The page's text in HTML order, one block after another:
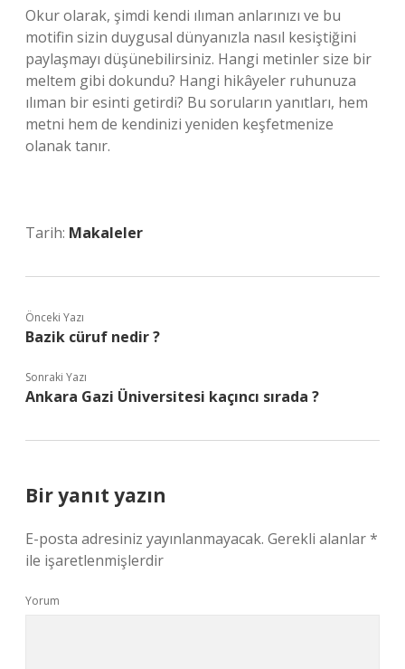
Okur olarak, şimdi kendi ılıman anlarınızı ve bu
motifin sizin duygusal dünyanızla nasıl kesiştiğini
paylaşmayı düşünebilirsiniz. Hangi metinler size bir
meltem gibi dokundu? Hangi hikâyeler ruhunuza
ılıman bir esinti getirdi? Bu soruların yanıtları, hem
metni hem de kendinizi yeniden keşfetmenize
olanak tanır.
Tarih: Makaleler
Önceki Yazı
Bazik cüruf nedir ?
Sonraki Yazı
Ankara Gazi Üniversitesi kaçıncı sırada ?
Bir yanıt yazın
E-posta adresiniz yayınlanmayacak. Gerekli alanlar*
ile işaretlenmişlerdir
Yorum